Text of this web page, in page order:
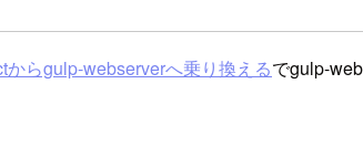
らgulp-webserverへ乗り換えるでgulp-